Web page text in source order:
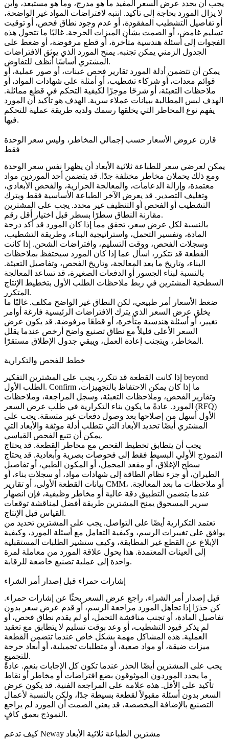
يجب أن يحدد عرض السعر المفيد ما هو مدرج، وما هو مستبعد، وأين
لا يزال المورد بحاجة إلى تأكيد. انتبه لافتراضات المواد غير الواضحة،
أو تفاصيل التشطيب المفقودة، أو عدم وجود نطاق فحص، أو توقيت
تسليم غامض، أو الصمت بشأن الميزات الحرجة. غالبًا ما تتحول هذه
الفجوات إلى أسئلة هندسية متأخرة، أو قطع مرفوضة، أو ضغط على
الجدول الزمني يمكن تجنبه. يمنح المورد الذي يوثق الافتراضات
المشتري أساسًا أنظف للتفاوض.
يمكن أن تتضمن أدلة المورد تقارير فحص عينات، أو صور عملية، أو
قوائم معدات، أو شركاء تشطيب، أو أمثلة على شهادات المواد، أو
ملاحظات التعبئة، أو شرحًا موجزًا لكيفية التحكم في قطع مماثلة.
الهدف ليس المطالبة ببيانات عملاء سرية. الهدف هو تأكيد أن المورد
يفهم نوع المخاطر التي يخلقها رسمك ولديه طريقة عملية للتحكم
فيها.
قارن عروض الأسعار حسب إجمالي المخاطر، وليس سعر الوحدة
فقط
يمكن لعرضي سعر للطباعة ثلاثية الأبعاد أن يظهرا نفس سعر الوحدة
ومع ذلك يحملان مخاطر مختلفة جدًا. قد يتضمن أحد الموردين مواد
معتمدة، وإزالة الدعامات، والمعالجة الحرارية، والفحص الأبعادي،
وتغليف التصدير. قد يعرض الآخر الطباعة الأساسية فقط ويترك
التشطيب أو الفحص أو التنظيف غير محدد. يجب على المشترين
مقارنة النطاق سطرًا بسطر قبل اختيار أقل رقم.
بالنسبة لكل عرض سعر، تحقق مما إذا كان المورد قد أكد درجة
المادة، وتفسير التحمل، واستراتيجية البناء، وطريقة التشطيب،
وسجلات الفحص، ووقت التسليم، وافتراضات الشحن. إذا كانت
القطعة قد تتكرر، اسأل عما إذا كان المورد سيحتفظ بملاحظات
البناء، وتاريخ ما بعد المعالجة، وتاريخ الفحص، وتفاصيل التعبئة.
بالنسبة لبناء الجسور أو الدفعات الصغيرة، قد تساعد المعالجة
السطحية المشترين في ربط ملاحظات الطلب الأول بتخطيط الإنتاج
المتكرر.
ضغط الأسعار أمر طبيعي، لكن النطاق غير الواضح مكلف. غالبًا ما
يخلق عرض السعر الذي يترك الافتراضات الرئيسية فارغة أوامر
تغيير، أو أسئلة هندسية متأخرة، أو قطعًا مرفوضة. قد يكون عرض
السعر الأعلى قليلاً مع نطاق تصنيع واضح أرخص عندما يقلل
المخاطر، ويتجنب إعادة العمل، ويبقي جدول الإطلاق مستقرًا.
خطط للفحص والتكرارية
إذا كانت القطعة قد تتكرر، يجب على المشترين التفكير beyond
الطلب الأول. Confirm ما إذا كان يمكن الاحتفاظ بالتجهيزات،
وتقارير الفحص، وملاحظات التعبئة، وسجل المراجعة، وملاحظات
المورد. عادةً ما يكون بناء التكرارية في طلب عرض السعر (RFQ)
الأول أسهل من إصلاحها بعد وصول دفعات غير متسقة. يجب على
المشتري أيضًا تحديد الأبعاد التي تتطلب أدلة موثقة والأبعاد التي
يمكن أن تتبع الفحص القياسي.
يجب أن يتطابق تخطيط الفحص مع مخاطر القطعة. قد يحتاج
النموذج الأولي البسيط فقط إلى فحوصات بصرية وأبعادية. قد يحتاج
سطح الإغلاق، أو مقعد المحمل، أو المكون الطبي، أو تفاصيل
الطيران، أو جزء نظام الطاقة إلى شهادات مواد، أو سجلات بناء، أو
بيانات القطعة الأولى، أو تقارير CMM، أو ملاحظات ما بعد المعالجة.
عندما يتضمن التطبيق دقة عالية أو مخاطر وظيفية، فإن انصهار
سرير المسحوق يمنح المشترين طريقة أفضل لمناقشة توقعات
القياس قبل الإنتاج.
تعتمد التكرارية أيضًا على التواصل. يجب على المشترين تحديد من
يوافق على تغييرات الرسم، وكيفية التعامل مع أسئلة المورد، وكيفية
الإبلاغ عن القطع غير المطابقة، وكيف ستشير الطلبات المستقبلية
إلى العينات المعتمدة. هذا يحول علاقة المورد من معاملة لمرة
واحدة إلى عملية تصنيع خاضعة للرقابة.
إشارات حمراء قبل إصدار أمر الشراء
قبل إصدار أمر الشراء، راجع عرض السعر بحثًا عن إشارات حمراء.
كن حذرًا إذا تجاهل المورد مراجعة الرسم، أو قدم عرض سعر بدون
تفاصيل المادة، أو تجنب مناقشة التحمل، أو لم يقدم نطاق فحص، أو
لم يذكر قيود التشطيب، أو وعد بوقت تسليم لا يتطابق مع تعقيد
العملية. هذه المشاكل مهمة بشكل خاص عندما تتضمن القطعة
ميزات ضيقة، أو مواد صعبة، أو متطلبات تجميلية، أو أبعاد حرجة
للتجميع.
يجب على المشترين أيضًا الحذر عندما تكون كل الإجابات بنعم. عادةً
ما يحدد الموردون الموثوقون بضع افتراضات أو مخاطر أو نقاط
تأكيد على الأقل. هذه علامة على المراجعة الفنية. قد يكون عرض
السعر بدون أسئلة مقبولاً لقطعة بسيطة جدًا، ولكن بالنسبة لأعمال
التصنيع بالإضافة المخصصة، قد يعني الصمت أن المورد لم يراجع
النموذج بعمق كافٍ.
كيف تدعم Neway مشترين الطباعة ثلاثية الأبعاد